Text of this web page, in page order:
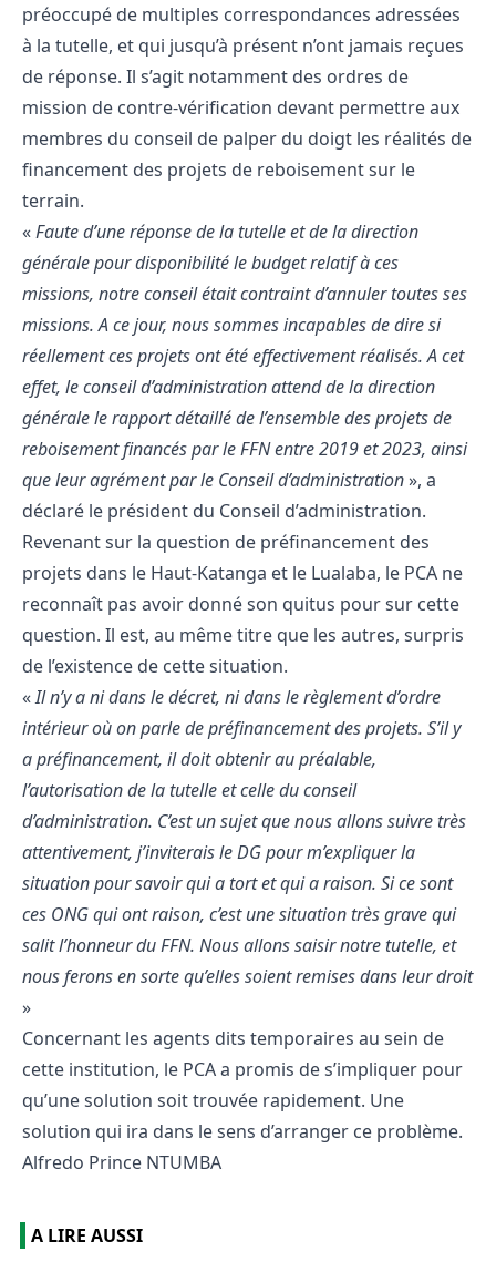
préoccupé de multiples correspondances adressées
à la tutelle, et qui jusqu’à présent n’ont jamais reçues
de réponse. Il s’agit notamment des ordres de
mission de contre-vérification devant permettre aux
membres du conseil de palper du doigt les réalités de
financement des projets de reboisement sur le
terrain.
«Faute d’une réponse de la tutelle et de la direction
générale pour disponibilité le budget relatif à ces
missions, notre conseil était contraint d’annuler toutes ses
missions. A ce jour, nous sommes incapables de dire si
réellement ces projets ont été effectivement réalisés. A cet
effet, le conseil d’administration attend de la direction
générale le rapport détaillé de l’ensemble des projets de
reboisement financés par le FFN entre 2019 et 2023, ainsi
que leur agrément par le Conseil d’administration», a
déclaré le président du Conseil d’administration.
Revenant sur la question de préfinancement des
projets dans le Haut-Katanga et le Lualaba, le PCA ne
reconnaît pas avoir donné son quitus pour sur cette
question. Il est, au même titre que les autres, surpris
de l’existence de cette situation.
«Il n’y a ni dans le décret, ni dans le règlement d’ordre
intérieur où on parle de préfinancement des projets. S’il y
a préfinancement, il doit obtenir au préalable,
l’autorisation de la tutelle et celle du conseil
d’administration. C’est un sujet que nous allons suivre très
attentivement, j’inviterais le DG pour m’expliquer la
situation pour savoir qui a tort et qui a raison. Si ce sont
ces ONG qui ont raison, c’est une situation très grave qui
salit l’honneur du FFN. Nous allons saisir notre tutelle, et
nous ferons en sorte qu’elles soient remises dans leur droit
»
Concernant les agents dits temporaires au sein de
cette institution, le PCA a promis de s’impliquer pour
qu’une solution soit trouvée rapidement. Une
solution qui ira dans le sens d’arranger ce problème.
Alfredo Prince NTUMBA
A LIRE AUSSI